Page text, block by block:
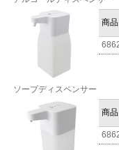
商
ソープディスペンサー
商